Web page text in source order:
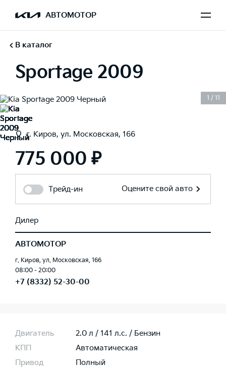
АВТОМОТОР
В каталог
Sportage 2009
1 / 11
г. Киров, ул. Московская, 166
775 000 ₽
Трейд-ин Оцените свой авто
Дилер
АВТОМОТОР
г. Киров, ул. Московская, 166
08:00 - 20:00
+7 (8332) 52-30-00
Двигатель
2.0 л / 141 л.c. / Бензин
КПП
Автоматическая
Привод
Полный